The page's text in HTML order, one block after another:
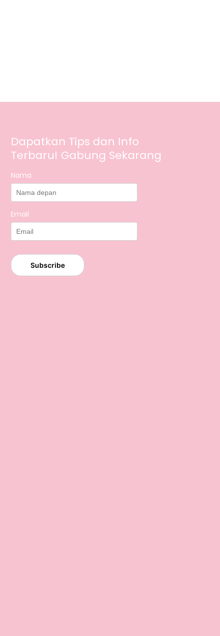
Dapatkan Tips dan Info
Terbaru! Gabung Sekarang
Nama
Email
Subscribe